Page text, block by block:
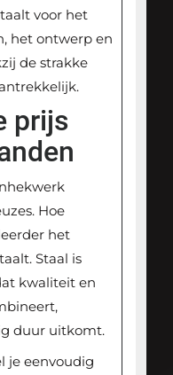
voor het
het ontwerp en
de strakke
prijs
Hoe
het
Staal is
kwaliteit en
duur uitkomt.
je eenvoudig